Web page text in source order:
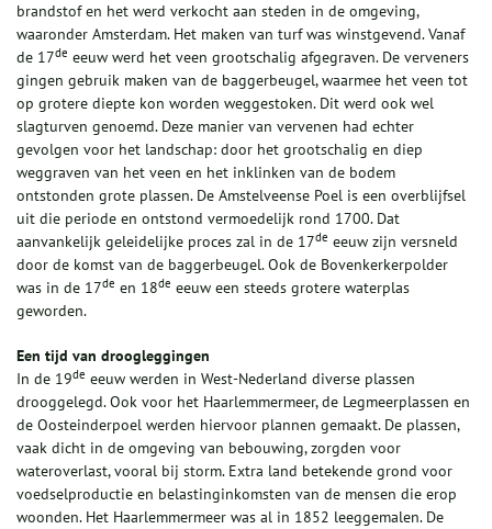
brandstof en het werd verkocht aan steden in de omgeving,
waaronder Amsterdam. Het maken van turf was winstgevend. Vanaf
de 17de eeuw werd het veen grootschalig afgegraven. De verveners
gingen gebruik maken van de baggerbeugel, waarmee het veen tot
op grotere diepte kon worden weggestoken. Dit werd ook wel
slagturven genoemd. Deze manier van vervenen had echter
gevolgen voor het landschap: door het grootschalig en diep
weggraven van het veen en het inklinken van de bodem
ontstonden grote plassen. De Amstelveense Poel is een overblijfsel
uit die periode en ontstond vermoedelijk rond 1700. Dat
aanvankelijk geleidelijke proces zal in de 17de eeuw zijn versneld
door de komst van de baggerbeugel. Ook de Bovenkerkerpolder
was in de 17de en 18de eeuw een steeds grotere waterplas
geworden.
Een tijd van droogleggingen
In de 19de eeuw werden in West-Nederland diverse plassen
drooggelegd. Ook voor het Haarlemmermeer, de Legmeerplassen en
de Oosteinderpoel werden hiervoor plannen gemaakt. De plassen,
vaak dicht in de omgeving van bebouwing, zorgden voor
wateroverlast, vooral bij storm. Extra land betekende grond voor
voedselproductie en belastinginkomsten van de mensen die erop
woonden. Het Haarlemmermeer was al in 1852 leeggemalen. De